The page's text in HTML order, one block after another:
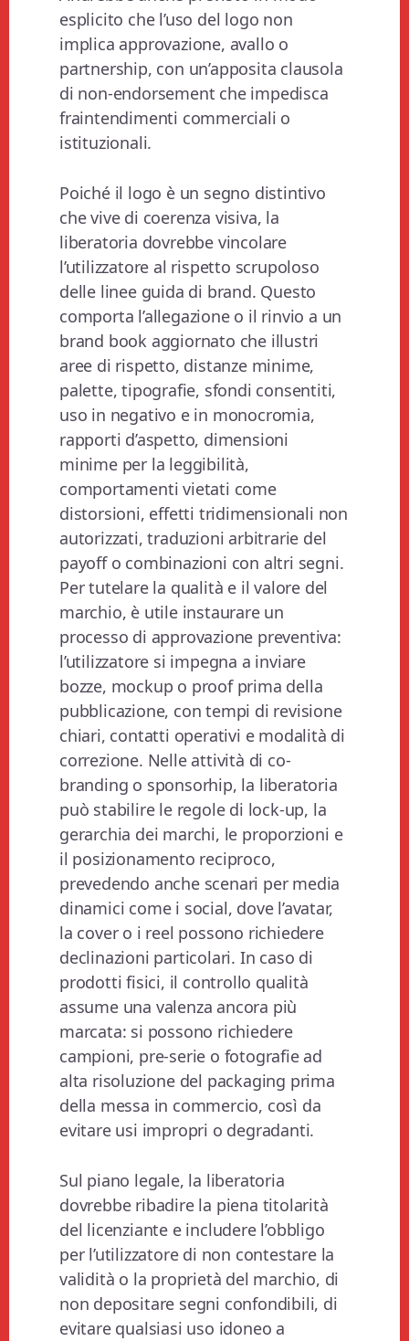
esplicito che l’uso del logo non
implica approvazione, avallo o
partnership, con un’apposita clausola
di non-endorsement che impedisca
fraintendimenti commerciali o
istituzionali.
Poiché il logo è un segno distintivo
che vive di coerenza visiva, la
liberatoria dovrebbe vincolare
l’utilizzatore al rispetto scrupoloso
delle linee guida di brand. Questo
comporta l’allegazione o il rinvio a un
brand book aggiornato che illustri
aree di rispetto, distanze minime,
palette, tipografie, sfondi consentiti,
uso in negativo e in monocromia,
rapporti d’aspetto, dimensioni
minime per la leggibilità,
comportamenti vietati come
distorsioni, effetti tridimensionali non
autorizzati, traduzioni arbitrarie del
payoff o combinazioni con altri segni.
Per tutelare la qualità e il valore del
marchio, è utile instaurare un
processo di approvazione preventiva:
l’utilizzatore si impegna a inviare
bozze, mockup o proof prima della
pubblicazione, con tempi di revisione
chiari, contatti operativi e modalità di
correzione. Nelle attività di co-
branding o sponsorhip, la liberatoria
può stabilire le regole di lock-up, la
gerarchia dei marchi, le proporzioni e
il posizionamento reciproco,
prevedendo anche scenari per media
dinamici come i social, dove l’avatar,
la cover o i reel possono richiedere
declinazioni particolari. In caso di
prodotti fisici, il controllo qualità
assume una valenza ancora più
marcata: si possono richiedere
campioni, pre-serie o fotografie ad
alta risoluzione del packaging prima
della messa in commercio, così da
evitare usi impropri o degradanti.
Sul piano legale, la liberatoria
dovrebbe ribadire la piena titolarità
del licenziante e includere l’obbligo
per l’utilizzatore di non contestare la
validità o la proprietà del marchio, di
non depositare segni confondibili, di
evitare qualsiasi uso idoneo a